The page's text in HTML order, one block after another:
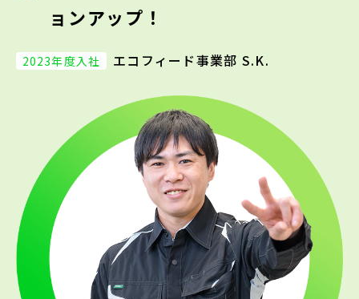
ョンアップ！
2023年度入社 エコフィード事業部 S.K.